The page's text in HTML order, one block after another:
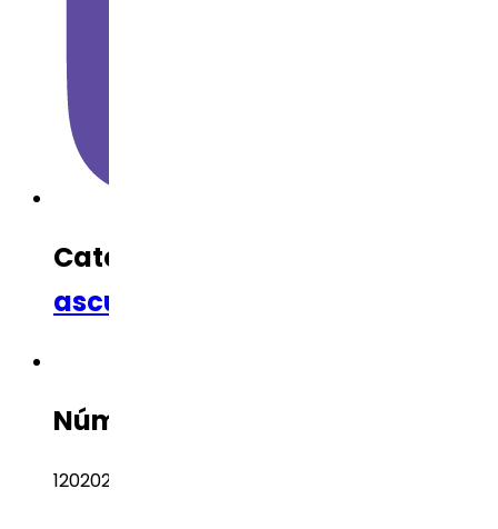
Categoría Terapéutica
ascular
Número CAS
120202-66-6